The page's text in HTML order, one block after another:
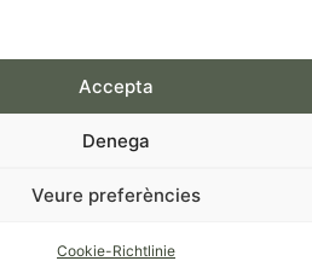
Accepta
Denega
Veure preferències
Cookie-Richtlinie